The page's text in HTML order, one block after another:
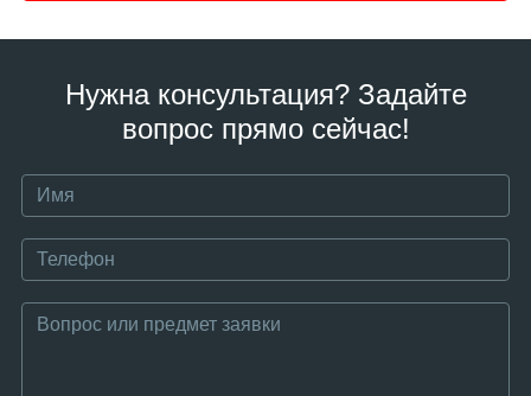
Нужна консультация? Задайте
вопрос прямо сейчас!